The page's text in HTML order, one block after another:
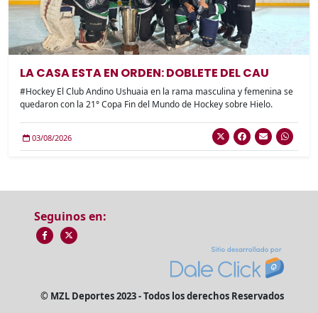
LA CASA ESTA EN ORDEN: DOBLETE DEL CAU
#Hockey El Club Andino Ushuaia en la rama masculina y femenina se
quedaron con la 21° Copa Fin del Mundo de Hockey sobre Hielo.
03/08/2026
Seguinos en:
© MZL Deportes 2023 - Todos los derechos Reservados